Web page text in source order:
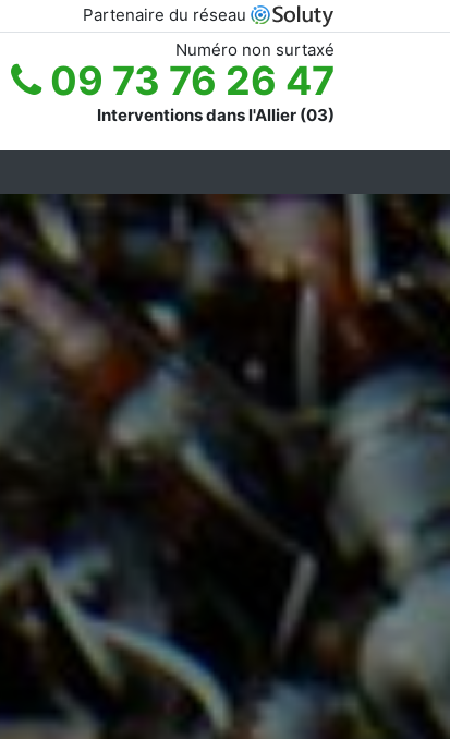
Partenaire du réseau
Numéro non surtaxé
09 73 76 26 47
Interventions dans l'Allier (03)